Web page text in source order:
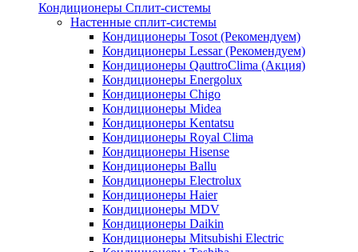
Кондиционеры Сплит-системы
Настенные сплит-системы
Кондиционеры Tosot (Рекомендуем)
Кондиционеры Lessar (Рекомендуем)
Кондиционеры QauttroClima (Акция)
Кондиционеры Energolux
Кондиционеры Chigo
Кондиционеры Midea
Кондиционеры Kentatsu
Кондиционеры Royal Clima
Кондиционеры Hisense
Кондиционеры Ballu
Кондиционеры Electrolux
Кондиционеры Haier
Кондиционеры MDV
Кондиционеры Daikin
Кондиционеры Mitsubishi Electric